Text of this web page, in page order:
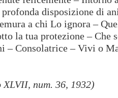
profonda disposizione di
a chi Lo ignora –
la tua protezione – Che
– Consolatrice – Vivi o
XLVII, num. 36, 1932)